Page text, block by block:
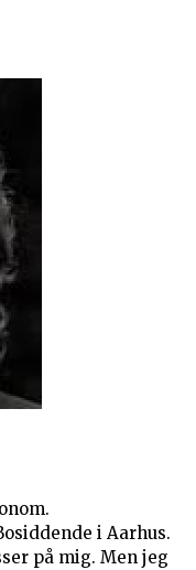
i Aarhus.
på mig. Men jeg